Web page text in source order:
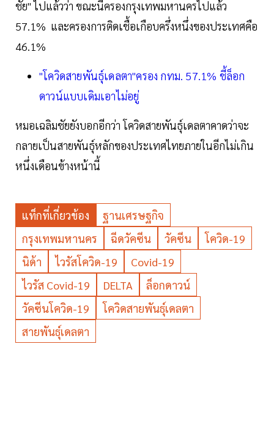
ชัย" ไปแล้วว่า ขณะนี้ครองกรุงเทพมหานครไปแล้ว
57.1% และครองการติดเชื้อเกือบครึ่งหนึ่งของประเทศคือ
46.1%
"โควิดสายพันธุ์เดลตา"ครอง กทม. 57.1% ชี้ล็อก
ดาวน์แบบเดิมเอาไม่อยู่
หมอเฉลิมชัยยังบอกอีกว่า โควิดสายพันธุ์เดลตาคาดว่าจะ
กลายเป็นสายพันธุ์หลักของประเทศไทยภายในอีกไม่เกิน
หนึ่งเดือนข้างหน้านี้
แท็กที่เกี่ยวข้อง
ฐานเศรษฐกิจ
กรุงเทพมหานคร
ฉีดวัคซีน วัคซีน
โควิด-19
นิด้า
ไวรัสโควิด-19
Covid-19
ไวรัส Covid-19
DELTA
ล็อกดาวน์
วัคซีนโควิด-19
โควิดสายพันธุ์เดลตา
สายพันธุ์เดลตา